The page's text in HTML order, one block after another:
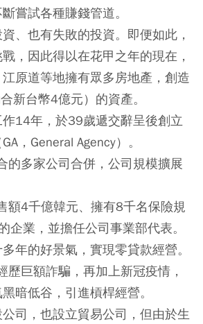
嘗試各種賺錢管道。
、也有失敗的投資。即便如此，
，因此得以在花甲之年的現在，
原道等地擁有眾多房地產，創造
新台幣4億元）的資產。
14年，於39歲遞交辭呈後創立
，General Agency）。
的多家公司合併，公司規模擴展
額4千億韓元、擁有8千名保險規
企業，並擔任公司事業部代表。
年的好景氣，實現零貸款經營。
巨額詐騙，再加上新冠疫情，
暗低谷，引進槓桿經營。
司，也設立貿易公司，但由於生